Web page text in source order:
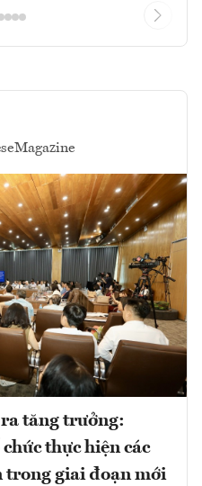
eMagazine
tăng trưởng:
thực hiện các
giai đoạn mới